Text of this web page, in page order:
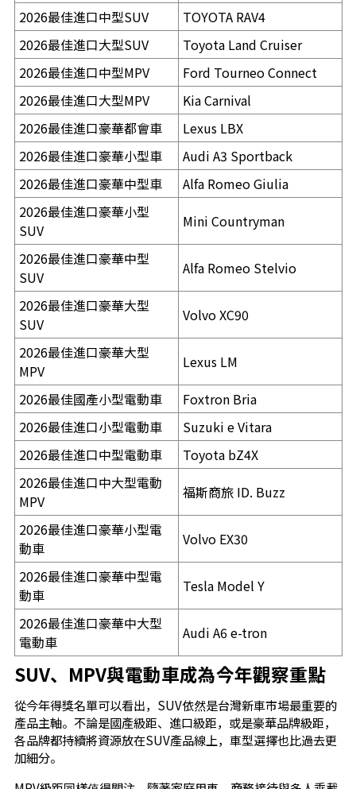
2026最佳進口中型SUV
TOYOTA RAV4
2026最佳進口大型SUV
Toyota Land Cruiser
2026最佳進口中型MPV
Ford Tourneo Connect
2026最佳進口大型MPV
Kia Carnival
2026最佳進口豪華都會車
Lexus LBX
2026最佳進口豪華小型車
Audi A3 Sportback
2026最佳進口豪華中型車
Alfa Romeo Giulia
2026最佳進口豪華小型
SUV
Mini Countryman
2026最佳進口豪華中型
SUV
Alfa Romeo Stelvio
2026最佳進口豪華大型
SUV
Volvo XC90
2026最佳進口豪華大型
MPV
Lexus LM
2026最佳國產小型電動車
Foxtron Bria
2026最佳進口小型電動車
Suzuki e Vitara
2026最佳進口中型電動車
Toyota bZ4X
2026最佳進口中大型電動
MPV
福斯商旅 ID. Buzz
2026最佳進口豪華小型電
動車
Volvo EX30
2026最佳進口豪華中型電
動車
Tesla Model Y
2026最佳進口豪華中大型
電動車
Audi A6 e-tron
SUV、MPV與電動車成為今年觀察重點
從今年得獎名單可以看出，SUV依然是台灣新車市場最重要的
產品主軸。不論是國產級距、進口級距，或是豪華品牌級距，
各品牌都持續將資源放在SUV產品線上，車型選擇也比過去更
加細分。